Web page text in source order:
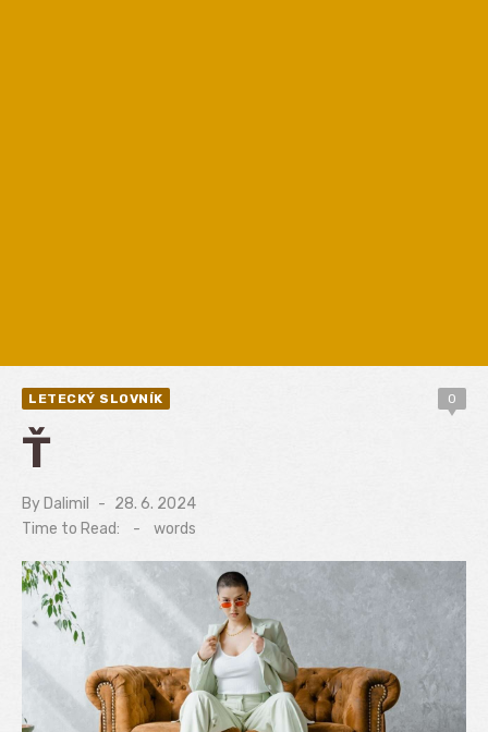
LETECKÝ SLOVNÍK 0
Ť
By Dalimil
Posted
on
28. 6. 2024
Time to Read:
- words